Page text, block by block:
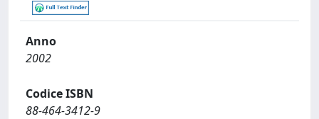
Anno
2002
Codice ISBN
88-464-3412-9